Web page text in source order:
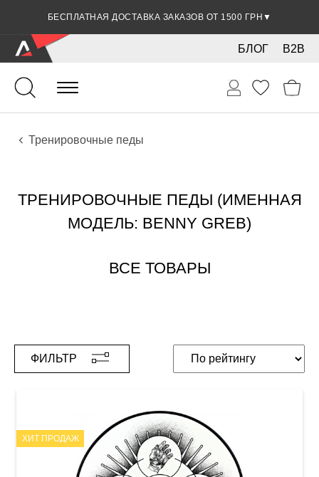
БЕСПЛАТНАЯ ДОСТАВКА ЗАКАЗОВ ОТ 1500 ГРН ▼
B2B
БЛОГ
Ударные
Тарелки
Аксессуары
Тренировочные педы
ТРЕНИРОВОЧНЫЕ ПЕДЫ (ИМЕННАЯ
МОДЕЛЬ: BENNY GREB)
ВСЕ ТОВАРЫ
ФИЛЬТР
ХИТ ПРОДАЖ